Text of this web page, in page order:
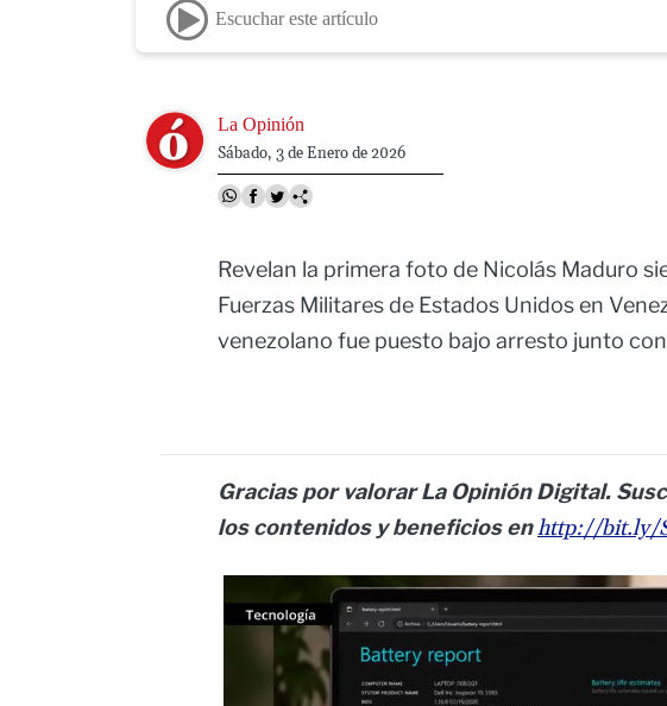
Escuchar este artículo
Image La Opinión
Sábado, 3 de Enero de 2026
Revelan la primera foto de Nicolás Maduro
Fuerzas Militares de Estados Unidos en
venezolano fue puesto bajo arresto junto
Gracias por valorar La Opinión Digital.
los contenidos y beneficios enhttp://bit.ly/